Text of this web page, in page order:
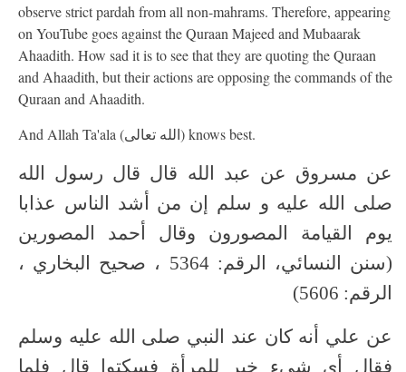
observe strict pardah from all non-mahrams. Therefore, appearing
on YouTube goes against the Quraan Majeed and Mubaarak
Ahaadith. How sad it is to see that they are quoting the Quraan
and Ahaadith, but their actions are opposing the commands of the
Quraan and Ahaadith.
And Allah Ta'ala (الله تعالى) knows best.
عن مسروق عن عبد الله قال قال رسول الله
صلى الله عليه و سلم إن من أشد الناس عذابا
يوم القيامة المصورون وقال أحمد المصورين
(سنن النسائي، الرقم: 5364 ، صحيح البخاري ،
الرقم: 5606)
عن علي أنه كان عند النبي صلى الله عليه وسلم
فقال أي شيء خير للمرأة فسكتوا قال فلما